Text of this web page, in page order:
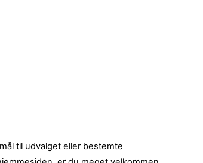
til udvalget eller bestemte